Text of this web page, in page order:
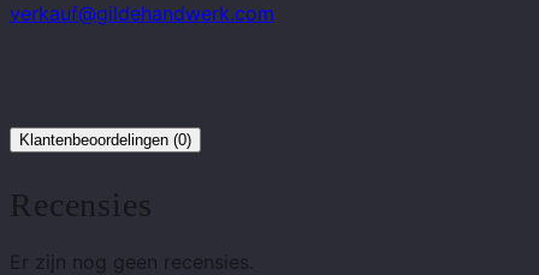
verkauf@gildehandwerk.com
Klantenbeoordelingen (0)
Recensies
Er zijn nog geen recensies.